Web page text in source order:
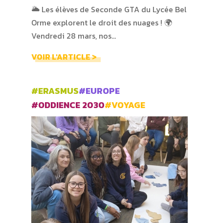
🌥️ Les élèves de Seconde GTA du Lycée Bel
Orme explorent le droit des nuages ! 🌍
Vendredi 28 mars, nos…
VOIR L'ARTICLE >
#ERASMUS#EUROPE
#ODDIENCE 2030#VOYAGE